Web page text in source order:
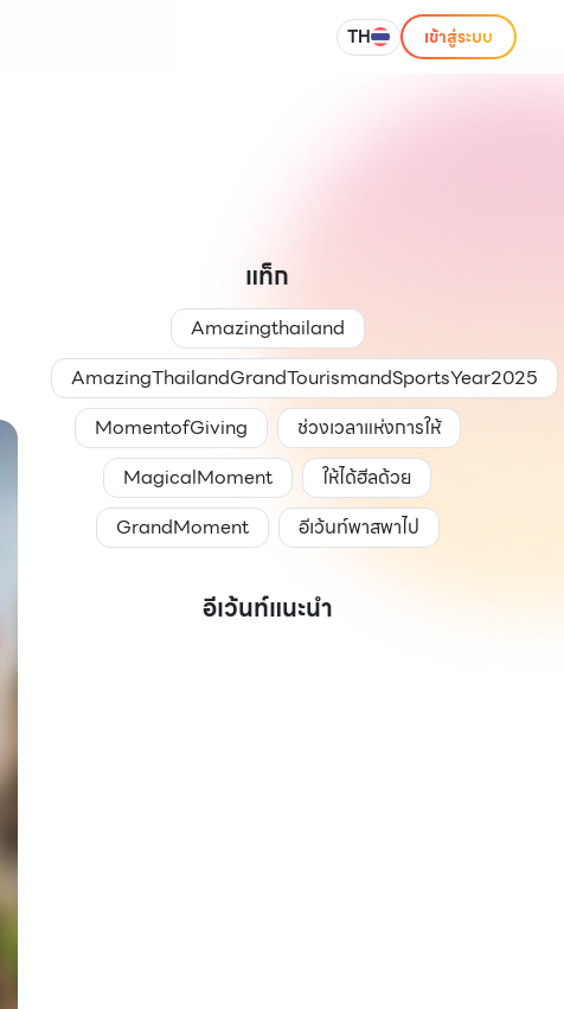
TH เข้าสู่ระบบ
แท็ก
Amazingthailand
AmazingThailandGrandTourismandSportsYear2025
MomentofGiving
ช่วงเวลาแห่งการให้
MagicalMoment
ให้ได้ฮีลด้วย
GrandMoment
อีเว้นท์พาสพาไป
อีเว้นท์แนะนำ